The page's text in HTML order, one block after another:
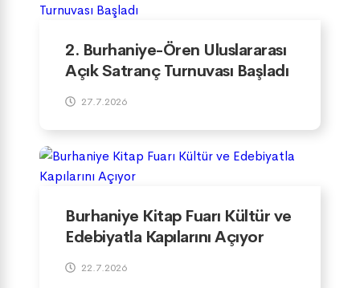
2. Burhaniye-Ören Uluslararası
Açık Satranç Turnuvası Başladı
27.7.2026
Burhaniye Kitap Fuarı Kültür ve
Edebiyatla Kapılarını Açıyor
22.7.2026